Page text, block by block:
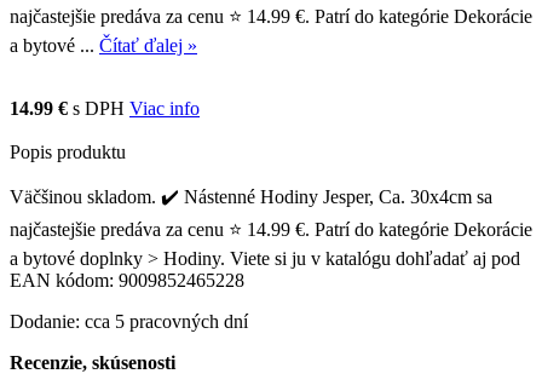
najčastejšie predáva za cenu ⭐ 14.99 €. Patrí do kategórie Dekorácie
a bytové ... Čítať ďalej »
14.99 € s DPH Viac info
Popis produktu
Väčšinou skladom. ✔️ Nástenné Hodiny Jesper, Ca. 30x4cm sa
najčastejšie predáva za cenu ⭐ 14.99 €. Patrí do kategórie Dekorácie
a bytové doplnky > Hodiny. Viete si ju v katalógu dohľadať aj pod
EAN kódom: 9009852465228
Dodanie: cca 5 pracovných dní
Recenzie, skúsenosti